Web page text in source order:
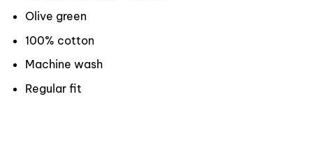
Olive green
100% cotton
Machine wash
Regular fit